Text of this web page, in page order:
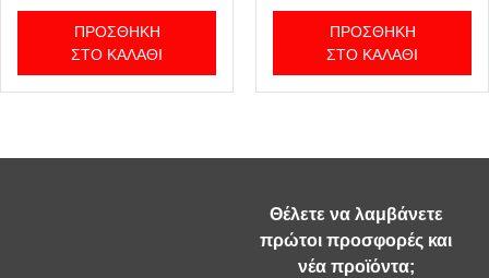
ΠΡΟΣΘΉΚΗ
ΣΤΟ ΚΑΛΆΘΙ
ΠΡΟΣΘΉΚΗ
ΣΤΟ ΚΑΛΆΘΙ
Θέλετε να λαμβάνετε
πρώτοι προσφορές και
νέα προϊόντα;